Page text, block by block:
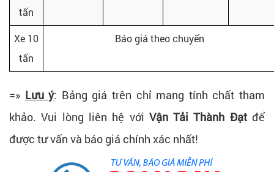
tấn
Xe 10
tấn
Báo giá theo chuyến
=» Lưu ý: Bảng giá trên chỉ mang tính chất tham
khảo. Vui lòng liên hệ với Vận Tải Thành Đạt để
được tư vấn và báo giá chính xác nhất!